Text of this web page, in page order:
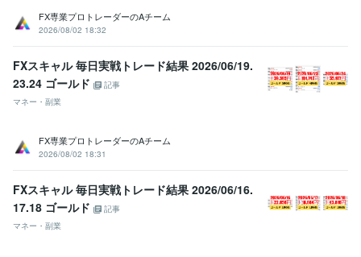
性のわがままを喜ぶのか? ■【男性心理】男が彼女といて一番うれし
くなる瞬間って? ■【男性心理】男が女性を好きになる瞬間はいつ、
どんな時? ■【男性心理】なぜ、男は最初の情熱が消え、急に冷めだ
すのか？
■【男性心理】なぜ、男の嫉妬心は根が深くて厄介なの
か？
■【男性心理】なぜ、男は親しくなると赤ちゃん言葉を使うの
■【男性心理】男の浮気心は、どういう時に芽生えるのか?
■
【男性心理】男には2種類の嘘があるって知ってる?
資格・検定
上級心理カウンセラー 取得年 : 2021年
メンタル心理カウンセラー 取得年 : 2021年
普通自動車第一種運転免許
ビジネス・クリエイティブツール
FX専業プロトレーダーのAチーム
2026/08/02 18:32
FXスキャル 毎日実戦トレード結果 2026/06/19.
23.24 ゴールド
記事
マネー・副業
FX専業プロトレーダーのAチーム
2026/08/02 18:31
FXスキャル 毎日実戦トレード結果 2026/06/16.
17.18 ゴールド
記事
マネー・副業